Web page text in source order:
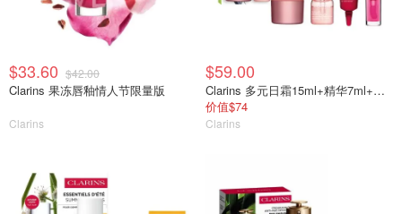
$33.60 $42.00
Clarins 果冻唇釉情人节限量版
Clarins
$59.00
Clarins 多元日霜15ml+精华7ml+眼霜3ml+唇油1.4ml
价值$74
Clarins